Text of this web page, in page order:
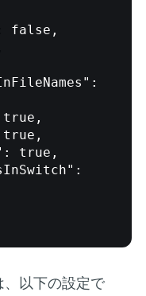
以下の設定で